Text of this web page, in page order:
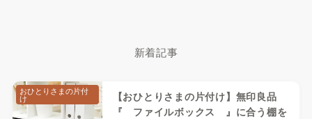
新着記事
【おひとりさまの片付け】無印良品
『 ファイルボックス 』に合う棚を
おひとりさまの片付
け